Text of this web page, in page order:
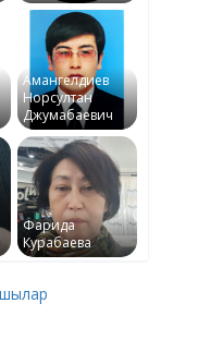
Амангелдиев
Норсултан
Джумабаевич
Фарида
Курабаева